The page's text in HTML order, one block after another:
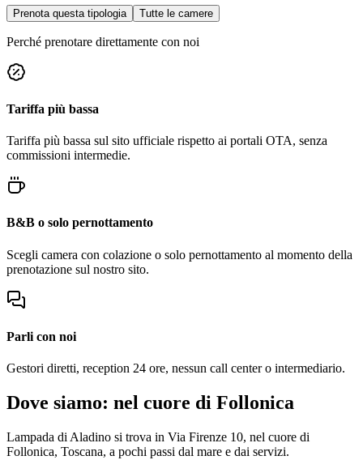
Prenota questa tipologia Tutte le camere
Perché prenotare direttamente con noi
Tariffa più bassa
Tariffa più bassa sul sito ufficiale rispetto ai portali OTA, senza
commissioni intermedie.
B&B o solo pernottamento
Scegli camera con colazione o solo pernottamento al momento della
prenotazione sul nostro sito.
Parli con noi
Gestori diretti, reception 24 ore, nessun call center o intermediario.
Dove siamo: nel cuore di Follonica
Lampada di Aladino si trova in Via Firenze 10, nel cuore di
Follonica, Toscana, a pochi passi dal mare e dai servizi.